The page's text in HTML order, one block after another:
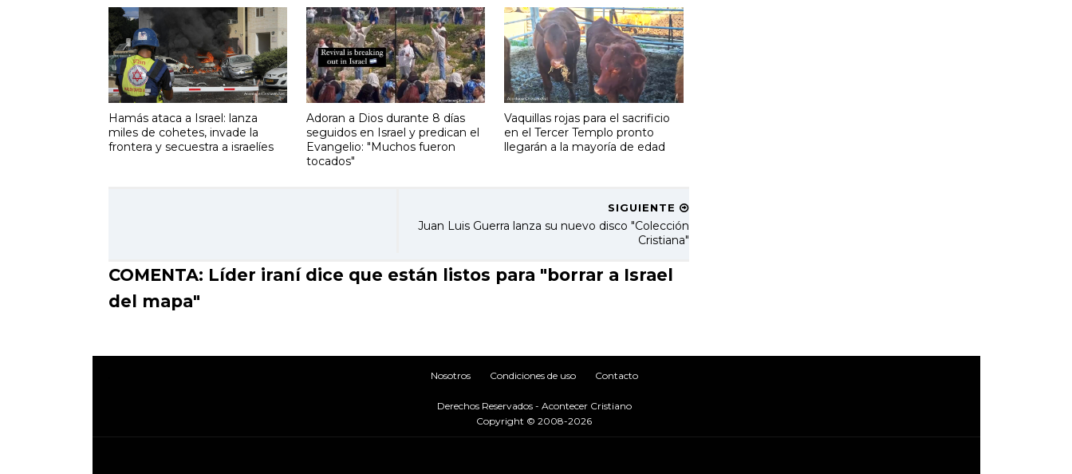
Hamás ataca a Israel: lanza
miles de cohetes, invade la
frontera y secuestra a israelíes
Adoran a Dios durante 8 días
seguidos en Israel y predican el
Evangelio: "Muchos fueron
tocados"
Vaquillas rojas para el sacrificio
en el Tercer Templo pronto
llegarán a la mayoría de edad
SIGUIENTE
Juan Luis Guerra lanza su nuevo disco "Colección
Cristiana"
COMENTA: Líder iraní dice que están listos para "borrar a Israel
del mapa"
Nosotros Condiciones de uso Contacto
Derechos Reservados - Acontecer Cristiano
Copyright © 2008-2026